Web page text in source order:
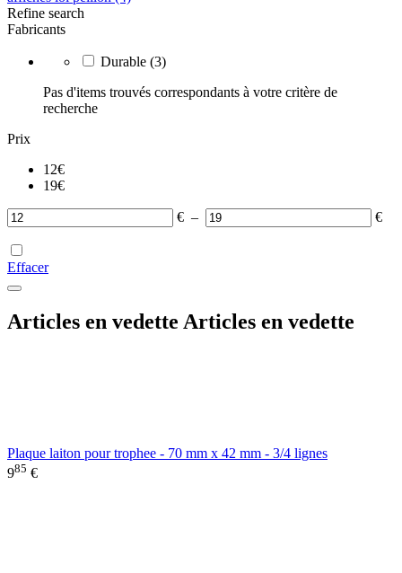
Refine search
Fabricants
Durable (3)
Pas d'items trouvés correspondants à votre critère de
recherche
Prix
12€
19€
€ – €
Effacer
Articles en vedette Articles en vedette
Plaque laiton pour trophee - 70 mm x 42 mm - 3/4 lignes
985 €